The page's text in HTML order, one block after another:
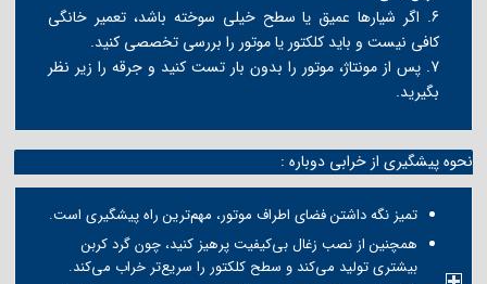
6. اگر شیارها عمیق یا سطح خیلی سوخته باشد، تعمیر خانگی
کافی نیست و باید کلکتور یا موتور را بررسی تخصصی کنید.
7. پس از مونتاژ، موتور را بدون بار تست کنید و جرقه را زیر نظر
بگیرید.
نحوه پیشگیری از خرابی دوباره :
تمیز نگه داشتن فضای اطراف موتور، مهم‌ترین راه پیشگیری است.
همچنین از نصب زغال بی‌کیفیت پرهیز کنید، چون گرد کربن
بیشتری تولید می‌کند و سطح کلکتور را سریع‌تر خراب می‌کند.